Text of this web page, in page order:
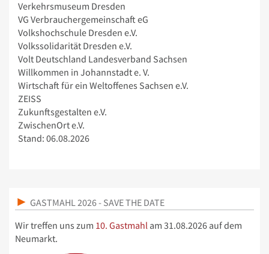
Verkehrsmuseum Dresden
VG Verbrauchergemeinschaft eG
Volkshochschule Dresden e.V.
Volkssolidarität Dresden e.V.
Volt Deutschland Landesverband Sachsen
Willkommen in Johannstadt e. V.
Wirtschaft für ein Weltoffenes Sachsen e.V.
ZEISS
Zukunftsgestalten e.V.
ZwischenOrt e.V.
Stand: 06.08.2026
GASTMAHL 2026 - SAVE THE DATE
Wir treffen uns zum 10. Gastmahl am 31.08.2026 auf dem
Neumarkt.